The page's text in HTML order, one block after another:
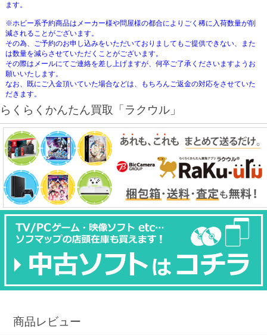
ます。
※ホビー系予約商品はメーカー様や問屋様の都合によりごく稀に入荷数量が削
減されることがございます。
その為、ご予約のお申し込みをいただいておりましてもご提供できない、また
は数量を減らさせていただくことがございます。
その際はメールにてご連絡を差し上げますが、何卒ご了承くださいますようお
願いいたします。
なお、既にご入金頂いていた場合などは、もちろんご返金の対応をさせていた
だきます。
らくらくかんたん買取「ラクウル」
商品レビュー